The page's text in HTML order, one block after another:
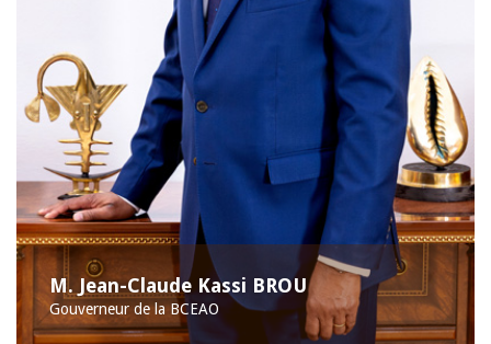
M. Jean-Claude Kassi BROU
Gouverneur de la BCEAO